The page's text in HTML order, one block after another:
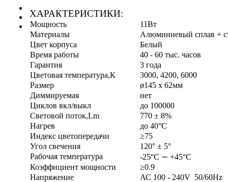
ХАРАКТЕРИСТИКИ:
Мощность
11Вт
Материалы
Алюминиевый сплав +
Цвет корпуса
Белый
Время работы
40 - 60 тыс. часов
Гарантия
3 года
Цветовая температура,К
3000, 4200, 6000
Размер
ø145 х 62мм
Диммируемая
нет
Циклов вкл/выкл
до 100000
Световой поток,Lm
770 ± 8%
Нагрев
до 40°С
Индекс цветопередачи
≥75
Угол свечения
120° ± 5°
Рабочая температура
-25°С ∼ +45°С
Коэффициент мощности
≥0.9
Напряжение
АС 100 - 240V 50/60Hz